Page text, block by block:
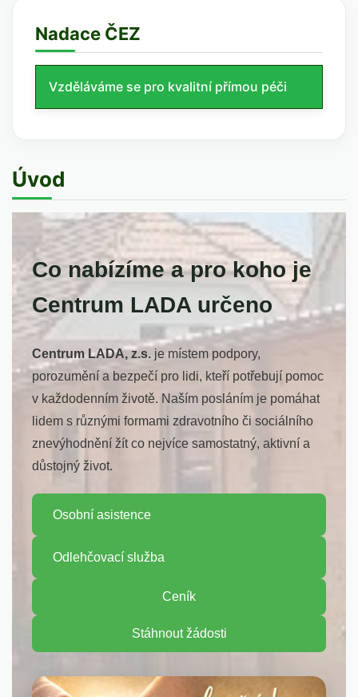
Nadace ČEZ
Vzděláváme se pro kvalitní přímou péči
Úvod
Co nabízíme a pro koho je
Centrum LADA určeno
Centrum LADA, z.s. je místem podpory,
porozumění a bezpečí pro lidi, kteří potřebují pomoc
v každodenním životě. Naším posláním je pomáhat
lidem s různými formami zdravotního či sociálního
znevýhodnění žít co nejvíce samostatný, aktivní a
důstojný život.
Osobní asistence
Odlehčovací služba
Ceník
Stáhnout žádosti